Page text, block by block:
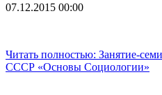
07.12.2015 00:00
Читать полностью: Занятие-
СССР «Основы Социологии»